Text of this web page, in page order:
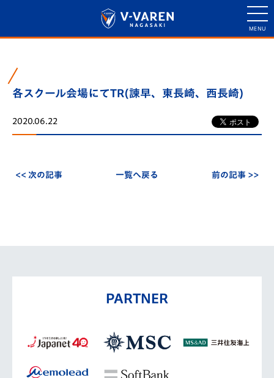
各スクール会場にてTR(諫早、東長崎、西長崎)
2020.06.22
<< 次の記事 一覧へ戻る 前の記事 >>
PARTNER